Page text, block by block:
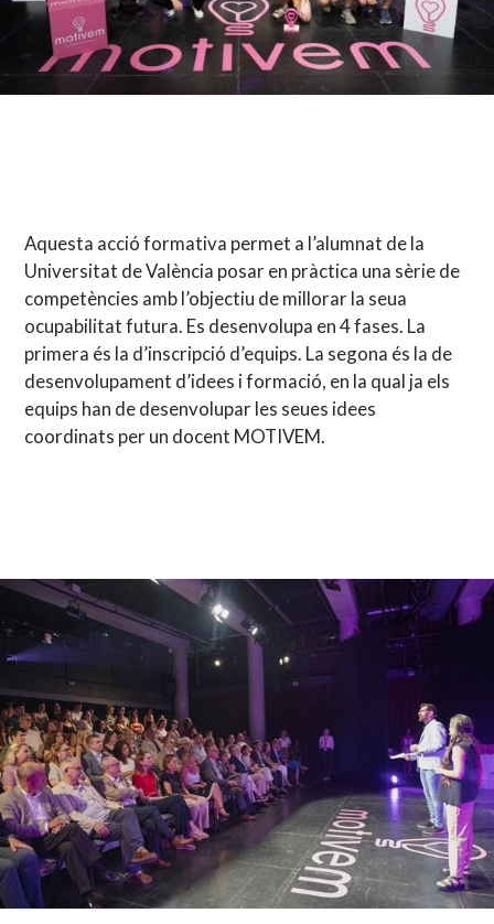
Aquesta acció formativa permet a l’alumnat de la
Universitat de València posar en pràctica una sèrie de
competències amb l’objectiu de millorar la seua
ocupabilitat futura. Es desenvolupa en 4 fases. La
primera és la d’inscripció d’equips. La segona és la de
desenvolupament d’idees i formació, en la qual ja els
equips han de desenvolupar les seues idees
coordinats per un docent MOTIVEM.